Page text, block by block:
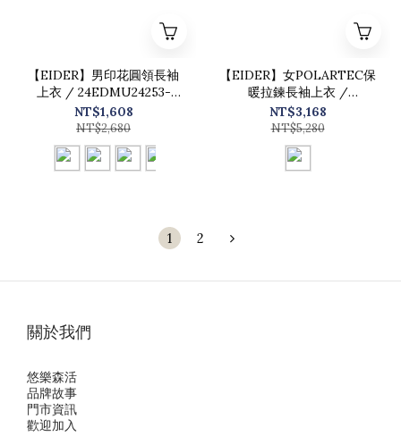
【EIDER】男印花圓領長袖
上衣 / 24EDMU24253-
[綠、黑、棕、白]
NT$1,608
NT$2,680
【EIDER】女POLARTEC保
暖拉鍊長袖上衣 /
24EDWU24231-[經典黑]
NT$3,168
NT$5,280
1 2
關於我們
悠樂森活
品牌故事
門市資訊
歡迎加入